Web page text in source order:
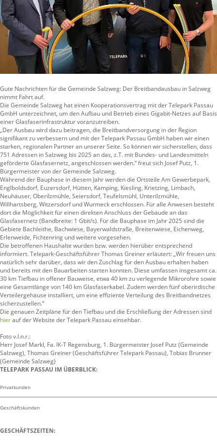
Gute Nachrichten für die Gemeinde Salzweg: Der Breitbandausbau in Salzweg
nimmt Fahrt auf.
Die Gemeinde Salzweg hat einen Kooperationsvertrag mit der Telepark Passau
GmbH unterzeichnet, um den Aufbau und Betrieb eines Gigabit-Netzes auf Basis
einer Glasfaserinfrastruktur voranzutreiben.
„Der Ausbau wird dazu beitragen, die Breitbandversorgung in der Region
signifikant zu verbessern und mit der Telepark Passau GmbH haben wir einen
starken, regionalen Partner an unserer Seite. So können wir sicherstellen, dass
751 Adressen in Salzweg bis 2025 an das, z.T. mit Bundes- und Landesmitteln
geförderte Glasfasernetz, angeschlossen werden.“ freut sich Josef Putz, 1.
Bürgermeister von der Gemeinde Salzweg.
Während der Bauphase in diesem Jahr werden die Ortsteile Am Gewerbepark,
Englboldsdorf, Euzersdorf, Hütten, Kamping, Kiesling, Krietzing, Limbach,
Neuhäuser, Oberilzmühle, Seiersdorf, Teufelsmühl, Unterilzmühle,
Willhartsberg, Witzersdorf und Wurmeck erschlossen. Für alle Anwesen besteht
dort die Möglichkeit für einen direkten Anschluss der Gebäude an das
Glasfasernetz (Bandbreite: 1 Gbit/s). Für die Bauphase im Jahr 2025 sind die
Gebiete Bachleithe, Bachwiese, Bayerwaldstraße, Breitenwiese, Eichenweg,
Erlenweide, Fichtenring und weitere vorgesehen.
Die betroffenen Haushalte wurden bzw. werden hierüber entsprechend
informiert. Telepark-Geschäftsführer Thomas Greiner erläutert: „Wir freuen uns
natürlich sehr darüber, dass wir den Zuschlag für den Ausbau erhalten haben
und bereits mit den Bauarbeiten starten konnten. Diese umfassen insgesamt ca.
30 km Tiefbau in offener Bauweise, etwa 40 km zu verlegende Mikrorohre sowie
eine Gesamtlänge von 140 km Glasfaserkabel. Zudem werden fünf oberirdische
Verteilergehäuse installiert, um eine effiziente Verteilung des Breitbandnetzes
sicherzustellen.“
Die genauen Zeitpläne für den Tiefbau und die Erschließung der Adressen sind
hierauf der Website der Telepark Passau einsehbar.
Foto v.l.n.r.:
Herr Josef Markl, Fa. IK-T Regensburg, 1. Bürgermeister Josef Putz (Gemeinde
Salzweg), Thomas Greiner (Geschäftsführer Telepark Passau), Tobias Brunner
(Gemeinde Salzweg)
TELEPARK PASSAU IM ÜBERBLICK:
Privatkunden
Geschäftskunden
GESCHÄFTSZEITEN: